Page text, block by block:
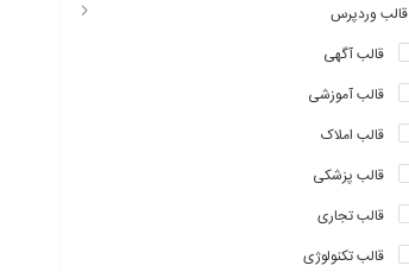
قالب وردپرس
قالب آگهی
قالب آموزشی
قالب املاک
قالب پزشکی
قالب تجاری
قالب تکنولوژی